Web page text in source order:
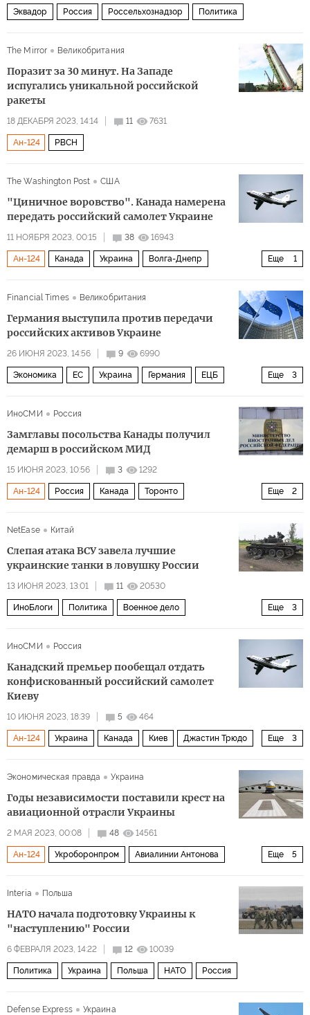
Эквадор Россия Россельхознадзор Политика
The Mirror Великобритания
Поразит за 30 минут. На Западе
испугались уникальной российской
ракеты
18 ДЕКАБРЯ 2023, 14:14 11 7631
Ан-124 РВСН
The Washington Post США
"Циничное воровство". Канада намерена
передать российский самолет Украине
11 НОЯБРЯ 2023, 00:15 38 16943
Еще 1
Ан-124 Канада Украина Волга-Днепр
Financial Times
Великобритания
Германия выступила против передачи
российских активов Украине
26 ИЮНЯ 2023, 14:56 9 6990
Еще 3
Экономика ЕС Украина Германия ЕЦБ
ИноСМИ
Россия
Замглавы посольства Канады получил
демарш в российском МИД
15 ИЮНЯ 2023, 10:56 3 1292
Еще 2
Ан-124 Россия Канада Торонто
NetEase
Китай
Слепая атака ВСУ завела лучшие
украинские танки в ловушку России
13 ИЮНЯ 2023, 13:01 11 20530
Еще 3
ИноБлоги Политика Военное дело
ИноСМИ
Россия
Канадский премьер пообещал отдать
конфискованный российский самолет
Киеву
10 ИЮНЯ 2023, 18:39 5 464
Еще 3
Ан-124 Украина Канада Киев Джастин Трюдо
Экономическая правда
Украина
Годы независимости поставили крест на
авиационной отрасли Украины
2 МАЯ 2023, 00:08 48 14561
Еще 5
Ан-124 Укроборонпром Авиалинии Антонова
Interia Польша
НАТО начала подготовку Украины к
"наступлению" России
6 ФЕВРАЛЯ 2023, 14:22 12 10039
Политика Украина Польша НАТО Россия
Defense Express Украина